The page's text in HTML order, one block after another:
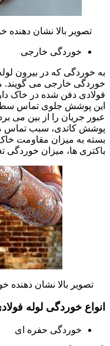
تصویر بالا نشان
خوردگی خارجی
به خوردگی که در بیرون
خوردگی خارجی می گویند.
فولادی دفن شده در خاک
این پوشش جلوی تماس سطح
عبور جریان را از بین می
پوشش کاتدی، سبب تماس
بسته به میزان مقاومت
باکتری ها، میزان خوردگی
تصویر بالا نشان دهنده
انواع خوردگی لوله
خوردگی حفره ای